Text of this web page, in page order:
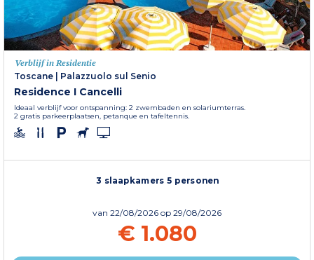
Verblijf in Residentie
Toscane | Palazzuolo sul Senio
Residence I Cancelli
Ideaal verblijf voor ontspanning: 2 zwembaden en solariumterras.
2 gratis parkeerplaatsen, petanque en tafeltennis.
3 slaapkamers 5 personen
van 22/08/2026 op 29/08/2026
€ 1.080